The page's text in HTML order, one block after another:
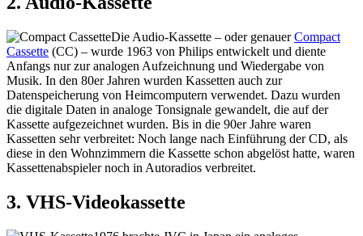
Die Audio-Kassette – oder genauerCompact
Cassette (CC) – wurde 1963 von Philips entwickelt und diente
Anfangs nur zur analogen Aufzeichnung und Wiedergabe von
Musik. In den 80er Jahren wurden Kassetten auch zur
Datenspeicherung von Heimcomputern verwendet. Dazu wurden
die digitale Daten in analoge Tonsignale gewandelt, die auf der
Kassette aufgezeichnet wurden. Bis in die 90er Jahre waren
Kassetten sehr verbreitet: Noch lange nach Einführung der CD, als
diese in den Wohnzimmern die Kassette schon abgelöst hatte, waren
Kassettenabspieler noch in Autoradios verbreitet.
3. VHS-Videokassette